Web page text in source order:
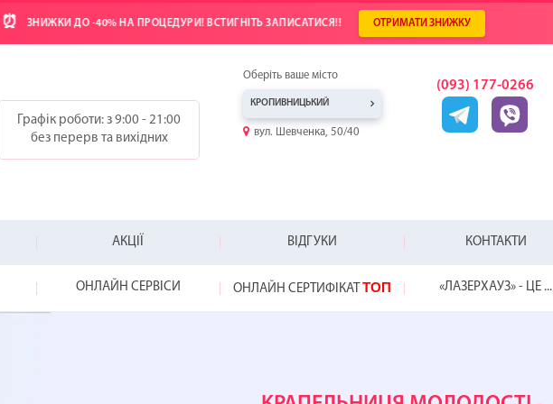
⏰ ЗНИЖКИ ДО -40% НА ПРОЦЕДУРИ! ВСТИГНІТЬ ЗАПИСАТИСЯ!! ОТРИМАТИ ЗНИЖКУ
Графік роботи: з 9:00 - 21:00
без перерв та вихідних
Оберіть ваше місто
КРОПИВНИЦЬКИЙ
вул. Шевченка, 50/40
(093) 177-0266
АКЦІЇ ВІДГУКИ КОНТАКТИ
ОНЛАЙН СЕРВІСИ ОНЛАЙН СЕРТИФІКАТ ТОП «ЛАЗЕРХАУЗ» - ЦЕ ...
ПОДАРУНОК ДЛЯ